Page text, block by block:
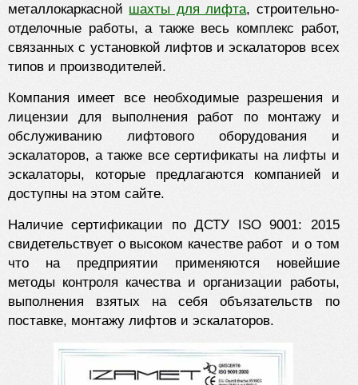
металлокаркасной шахты для лифта, строительно-
отделочные работы, а также весь комплекс работ,
связанных с установкой лифтов и эскалаторов всех
типов и производителей.
Компания имеет все необходимые разрешения и
лицензии для выполнения работ по монтажу и
обслуживанию лифтового оборудования и
эскалаторов, а также все сертификаты на лифты и
эскалаторы, которые предлагаются компанией и
доступны на этом сайте.
Наличие сертификации по ДСТУ ISO 9001: 2015
свидетельствует о высоком качестве работ и о том
что на предприятии применяются новейшие
методы контроля качества и организации работы,
выполнения взятых на себя объязательств по
поставке, монтажу лифтов и эскалаторов.